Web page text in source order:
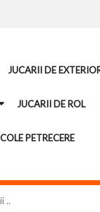
JUCARII DE
JUCARII DE ROL
PETRECERE